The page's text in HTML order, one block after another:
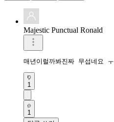
Majestic Punctual Ronald
매년이럴까봐진짜 무섭네요 ㅜ
1
1